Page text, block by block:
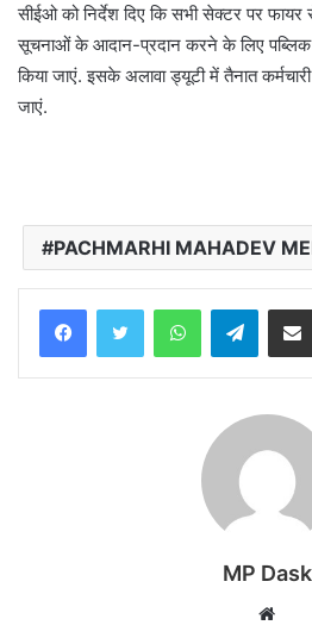
सीईओ को निर्देश दिए कि सभी सेक्टर पर
सूचनाओं के आदान-प्रदान करने के लिए पब्लिक
किया जाएं. इसके अलावा ड्यूटी में तैनात
जाएं.
PACHMARHI MAHADEV
WhatsApp
MP Dask